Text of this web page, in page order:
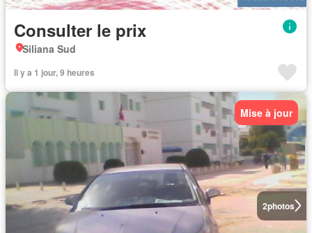
Consulter le prix
Siliana Sud
Il y a 1 jour, 9 heures
2photos
Mise à jour